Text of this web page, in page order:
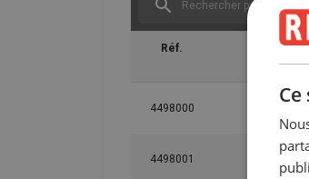
Réf. GTIN
4498000
4498001